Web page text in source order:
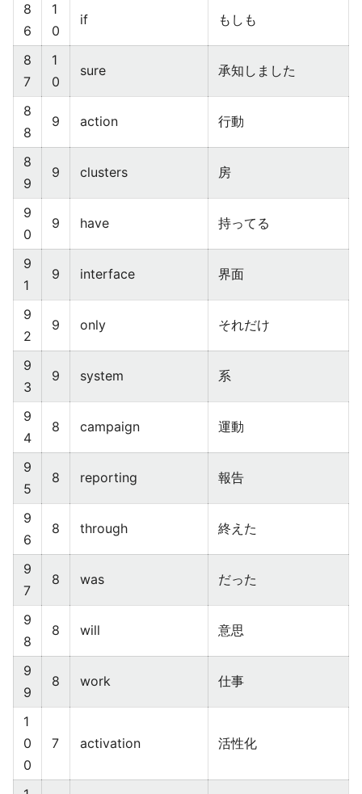
8
6
1
0
if もしも
8
7
1
0
sure 承知しました
8
8
9 action 行動
8
9
9 clusters 房
9
0
9 have 持ってる
9
1
9 interface 界面
9
2
9 only それだけ
9
3
9 system 系
9
4
8 campaign 運動
9
5
8 reporting 報告
9
6
8 through 終えた
9
7
8 was だった
9
8
8 will 意思
9
9
8 work 仕事
1
0
0
7 activation 活性化